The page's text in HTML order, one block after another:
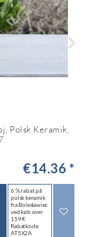
Polsk Keramik,
€14.36 *
6 % rabat på
polsk keramik
fra Bolesławiec
ved køb over
159 €
Rabatkode:
AT5X2A